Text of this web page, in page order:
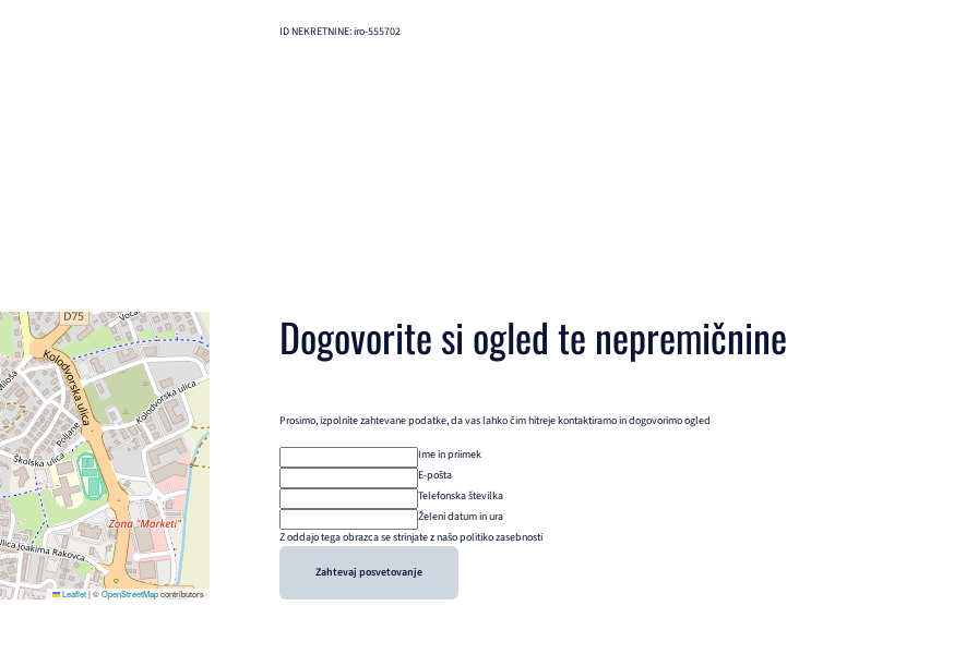
ID NEKRETNINE: iro-555702
Leaflet|©OpenStreetMapcontributors
Dogovorite si ogled te nepremičnine
Prosimo, izpolnite zahtevane podatke, da vas lahko čim hitreje kontaktiramo in dogovorimo ogled
Ime in priimek
E-pošta
Telefonska številka
Želeni datum in ura
Z oddajo tega obrazca se strinjate z našo politiko zasebnosti
Zahtevaj posvetovanje